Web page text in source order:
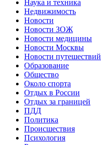
Наука и техника
Недвижимость
Новости
Новости ЗОЖ
Новости медицины
Новости Москвы
Новости путешествий
Образование
Общество
Около спорта
Отдых в России
Отдых за границей
ПДД
Политика
Происшествия
Психология